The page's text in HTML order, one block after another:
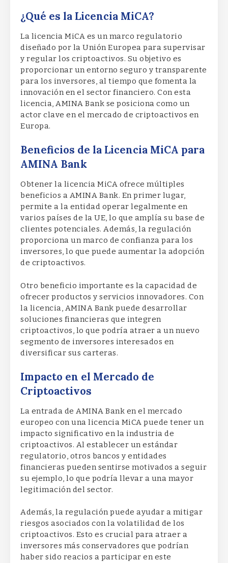
¿Qué es la Licencia MiCA?
La licencia MiCA es un marco regulatorio
diseñado por la Unión Europea para supervisar
y regular los criptoactivos. Su objetivo es
proporcionar un entorno seguro y transparente
para los inversores, al tiempo que fomenta la
innovación en el sector financiero. Con esta
licencia, AMINA Bank se posiciona como un
actor clave en el mercado de criptoactivos en
Europa.
Beneficios de la Licencia MiCA para
AMINA Bank
Obtener la licencia MiCA ofrece múltiples
beneficios a AMINA Bank. En primer lugar,
permite a la entidad operar legalmente en
varios países de la UE, lo que amplía su base de
clientes potenciales. Además, la regulación
proporciona un marco de confianza para los
inversores, lo que puede aumentar la adopción
de criptoactivos.
Otro beneficio importante es la capacidad de
ofrecer productos y servicios innovadores. Con
la licencia, AMINA Bank puede desarrollar
soluciones financieras que integren
criptoactivos, lo que podría atraer a un nuevo
segmento de inversores interesados en
diversificar sus carteras.
Impacto en el Mercado de
Criptoactivos
La entrada de AMINA Bank en el mercado
europeo con una licencia MiCA puede tener un
impacto significativo en la industria de
criptoactivos. Al establecer un estándar
regulatorio, otros bancos y entidades
financieras pueden sentirse motivados a seguir
su ejemplo, lo que podría llevar a una mayor
legitimación del sector.
Además, la regulación puede ayudar a mitigar
riesgos asociados con la volatilidad de los
criptoactivos. Esto es crucial para atraer a
inversores más conservadores que podrían
haber sido reacios a participar en este